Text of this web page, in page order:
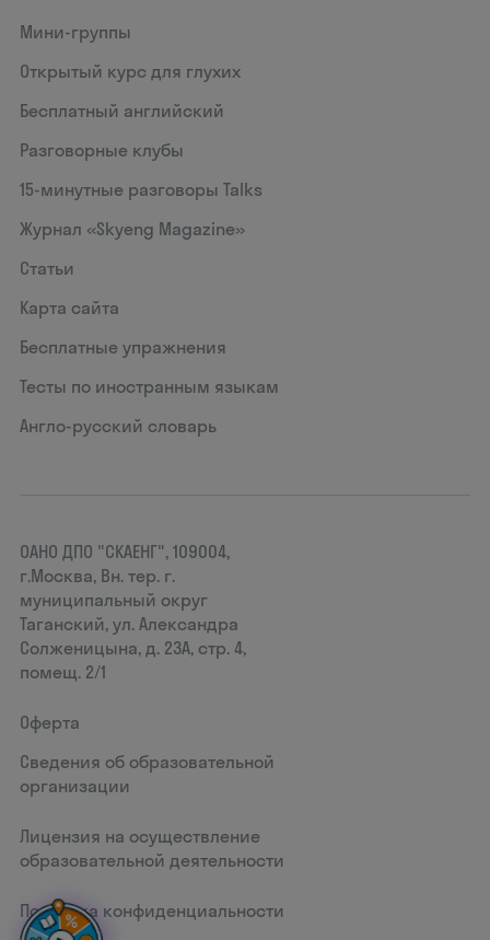
Мини-группы
Открытый курс для глухих
Бесплатный английский
Разговорные клубы
15‑минутные разговоры Talks
Журнал «Skyeng Magazine»
Статьи
Карта сайта
Бесплатные упражнения
Тесты по иностранным языкам
Англо-русский словарь
ОАНО ДПО "СКАЕНГ", 109004,
г.Москва, Вн. тер. г.
муниципальный округ
Таганский, ул. Александра
Солженицына, д. 23А, стр. 4,
помещ. 2/1
Оферта
Сведения об образовательной
организации
Лицензия на осуществление
образовательной деятельности
Политика конфиденциальности